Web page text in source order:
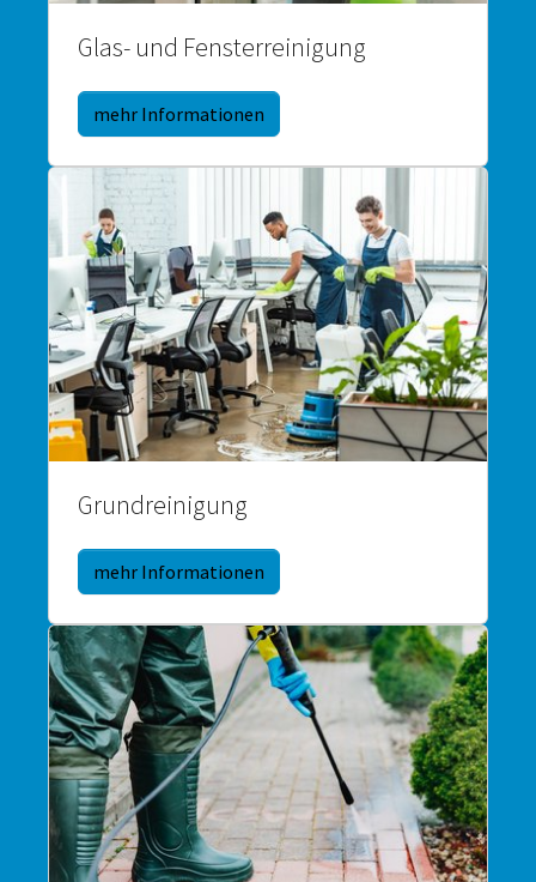
Glas- und Fensterreinigung
mehr Informationen
Grundreinigung
mehr Informationen